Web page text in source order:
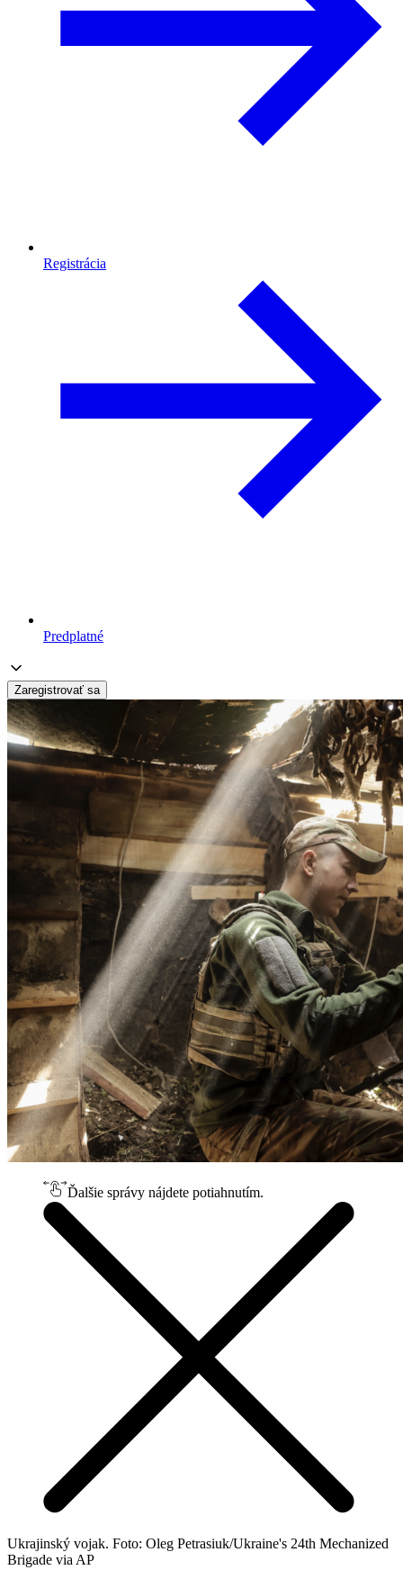
Registrácia
Predplatné
Zaregistrovať sa
Ďalšie správy nájdete potiahnutím.
Ukrajinský vojak. Foto: Oleg Petrasiuk/Ukraine's 24th Mechanized
Brigade via AP